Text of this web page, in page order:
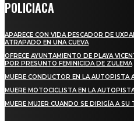
POLICIACA
APARECE CON VIDA PESCADOR DE
ATRAPADO EN UNA CUEVA
OFRECE AYUNTAMIENTO DE PLAYA
POR PRESUNTO FEMINICIDA DE ZULEMA
MUERE CONDUCTOR EN LA AUTOPISTA
MUERE MOTOCICLISTA EN LA
MUERE MUJER CUANDO SE DIRIGÍA A SU